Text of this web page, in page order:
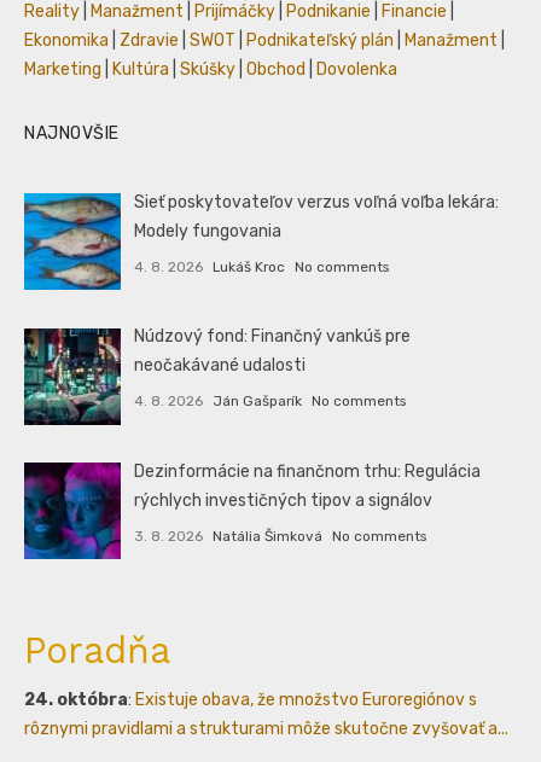
Reality
Manažment Prijímáčky Podnikanie Financie
Ekonomika
Zdravie SWOT Podnikateľský plán Manažment
Marketing
Kultúra Skúšky Obchod Dovolenka
NAJNOVŠIE
Sieť poskytovateľov verzus voľná voľba lekára:
Modely fungovania
4. 8. 2026 Lukáš Kroc No comments
Núdzový fond: Finančný vankúš pre
neočakávané udalosti
4. 8. 2026 Ján Gašparík No comments
Dezinformácie na finančnom trhu: Regulácia
rýchlych investičných tipov a signálov
3. 8. 2026 Natália Šimková No comments
Poradňa
24. októbra: Existuje obava, že množstvo Euroregiónov s
rôznymi pravidlami a strukturami môže skutočne zvyšovať a...